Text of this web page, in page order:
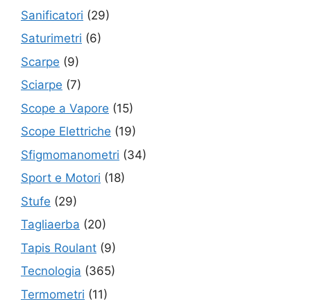
Sanificatori (29)
Saturimetri (6)
Scarpe (9)
Sciarpe (7)
Scope a Vapore (15)
Scope Elettriche (19)
Sfigmomanometri (34)
Sport e Motori (18)
Stufe (29)
Tagliaerba (20)
Tapis Roulant (9)
Tecnologia (365)
Termometri (11)